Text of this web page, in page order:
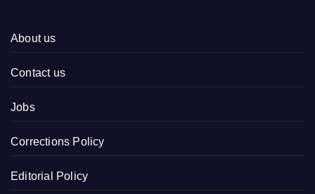
About us
Contact us
Jobs
Corrections Policy
Editorial Policy